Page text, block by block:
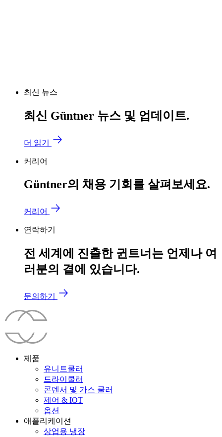
최신 뉴스
최신 Güntner 뉴스 및 업데이트.
더 읽기
커리어
Güntner의 채용 기회를 살펴보세요.
커리어
연락하기
전 세계에 진출한 귄트너는 언제나 여
러분의 곁에 있습니다.
문의하기
제품
유니트쿨러
드라이쿨러
콘덴서 및 가스 쿨러
제어 & IOT
옵션
애플리케이션
상업용 냉장